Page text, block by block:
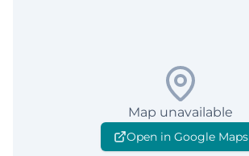
Map unavailable
Open in Google Maps